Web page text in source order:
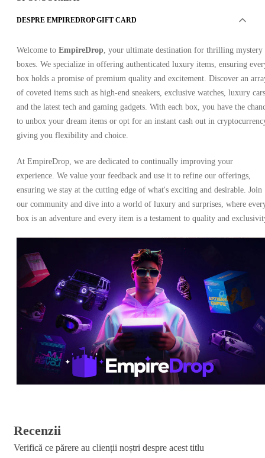
DESPRE EMPIREDROP GIFT CARD
Welcome to EmpireDrop , your ultimate destination for thrilling mystery
boxes. We specialize in offering authenticated luxury items, ensuring
box holds a promise of premium quality and excitement. Discover an
of coveted items such as high-end sneakers, exclusive watches, luxury
and the latest tech and gaming gadgets. With each box, you have the
to unbox your dream items or opt for an instant cash out in
giving you flexibility and choice.
At EmpireDrop, we are dedicated to continually improving your
experience. We value your feedback and use it to refine our offerings,
ensuring we stay at the cutting edge of what's exciting and desirable. Join
our community and dive into a world of luxury and surprises, where
box is an adventure and every item is a testament to quality and
Recenzii
Verifică ce părere au clienții noștri despre acest titlu